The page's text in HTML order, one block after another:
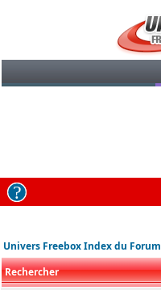
Univers Freebox Index du Forum
Rechercher